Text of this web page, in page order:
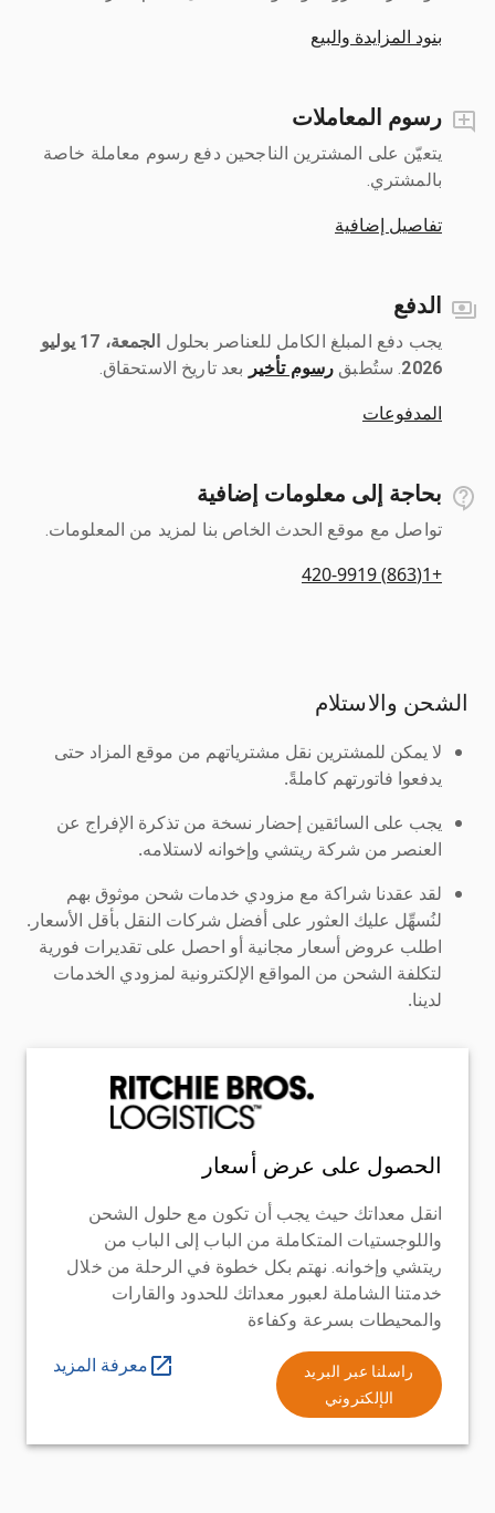
بنود المزايدة والبيع
رسوم المعاملات
يتعيّن على المشترين الناجحين دفع رسوم معاملة خاصة
بالمشتري.
تفاصيل إضافية
الدفع
يجب دفع المبلغ الكامل للعناصر بحلول ‎
الجمعة، 17 يوليو
2026
رسوم تأخير بعد تاريخ الاستحقاق.
المدفوعات
بحاجة إلى معلومات إضافية
تواصل مع موقع الحدث الخاص بنا لمزيد من المعلومات.
+1(863) 420-9919
الشحن والاستلام
لا يمكن للمشترين نقل مشترياتهم من موقع المزاد حتى
يدفعوا فاتورتهم كاملةً.
يجب على السائقين إحضار نسخة من تذكرة الإفراج عن
العنصر من شركة ريتشي وإخوانه لاستلامه.
لقد عقدنا شراكة مع مزودي خدمات شحن موثوق بهم
لنُسهِّل عليك العثور على أفضل شركات النقل بأقل الأسعار.
اطلب عروض أسعار مجانية أو احصل على تقديرات فورية
لتكلفة الشحن من المواقع الإلكترونية لمزودي الخدمات
لدينا.
الحصول على عرض أسعار
انقل معداتك حيث يجب أن تكون مع حلول الشحن
واللوجستيات المتكاملة من الباب إلى الباب من
ريتشي وإخوانه. نهتم بكل خطوة في الرحلة من خلال
خدمتنا الشاملة لعبور معداتك للحدود والقارات
والمحيطات بسرعة وكفاءة
راسلنا عبر البريد
الإلكتروني
معرفة المزيد